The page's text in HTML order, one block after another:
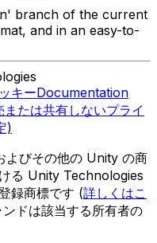
branch of the current
and in an easy-to-
キーDocumentation
たは共有しないプライ
)
びその他の Unity の商
る Unity Technologies
録商標です (詳しくはこ
ドは該当する所有者の